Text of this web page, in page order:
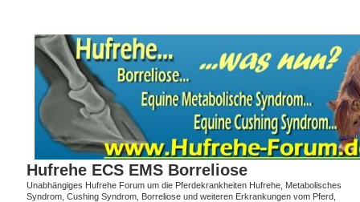
Hufrehe ECS EMS Borreliose
Unabhängiges Hufrehe Forum um die Pferdekrankheiten Hufrehe, Metabolisches
Syndrom, Cushing Syndrom, Borreliose und weiteren Erkrankungen vom Pferd,